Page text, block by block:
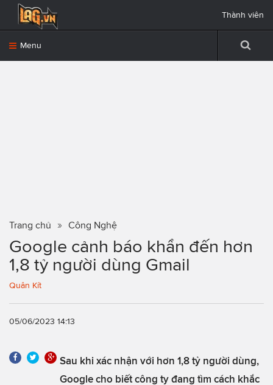
Menu
Thành viên
Trang chủ Công Nghệ
Google cảnh báo khẩn đến hơn
1,8 tỷ người dùng Gmail
Quân Kít
05/06/2023 14:13
Sau khi xác nhận với hơn 1,8 tỷ người dùng,
Google cho biết công ty đang tìm cách khắc